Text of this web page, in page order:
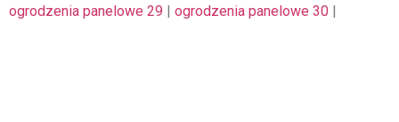
ogrodzenia panelowe 29 | ogrodzenia panelowe 30 |